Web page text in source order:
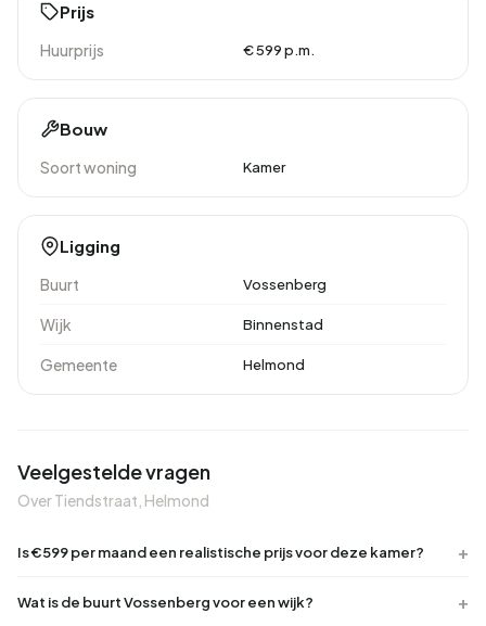
Prijs
Huurprijs € 599 p.m.
Bouw
Soort woning Kamer
Ligging
Buurt Vossenberg
Wijk Binnenstad
Gemeente Helmond
Veelgestelde vragen
Over Tiendstraat, Helmond
Is €599 per maand een realistische prijs voor deze kamer?
Wat is de buurt Vossenberg voor een wijk?